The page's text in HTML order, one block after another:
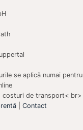
se aplică numai pentru
costuri de transport< br>
Contact